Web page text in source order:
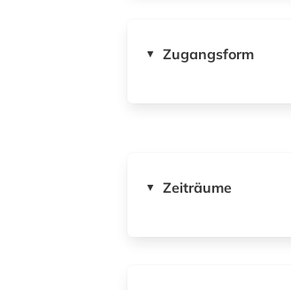
▼ Zugangsform
▼ Zeiträume